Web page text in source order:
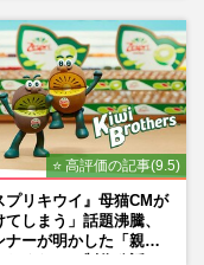
⭐ 高評価の記事(9.5)
プリキウイ』母猫CMが
てしまう」話題沸騰、
ナーが明かした「親に